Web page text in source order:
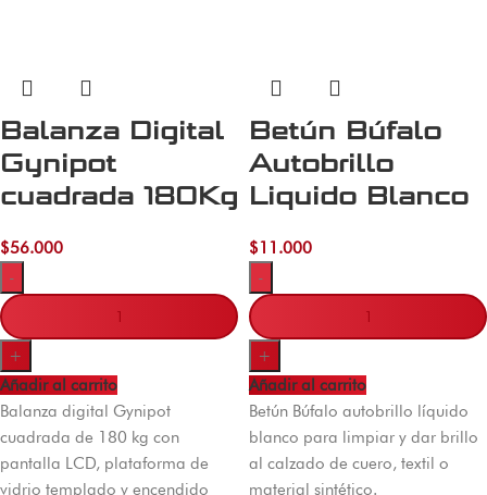
Balanza Digital
Gynipot
cuadrada 180Kg
$56.000
-
+
Añadir al carrito
Balanza digital Gynipot
cuadrada de 180 kg con
pantalla LCD, plataforma de
vidrio templado y encendido
Betún Búfalo
Autobrillo
Liquido Blanco
$11.000
-
+
Añadir al carrito
Betún Búfalo autobrillo líquido
blanco para limpiar y dar brillo
al calzado de cuero, textil o
material sintético.